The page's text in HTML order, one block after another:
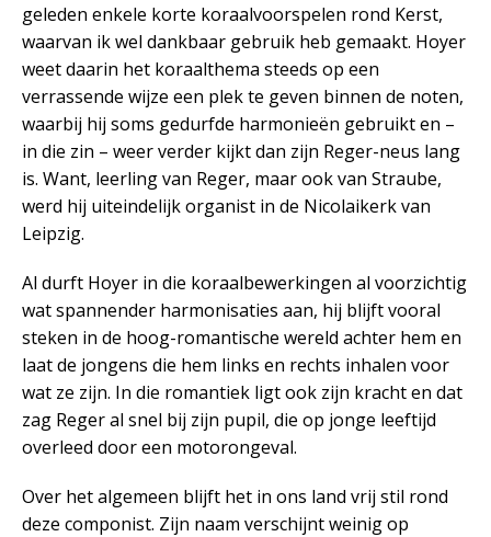
geleden enkele korte koraalvoorspelen rond Kerst,
waarvan ik wel dankbaar gebruik heb gemaakt. Hoyer
weet daarin het koraalthema steeds op een
verrassende wijze een plek te geven binnen de noten,
waarbij hij soms gedurfde harmonieën gebruikt en –
in die zin – weer verder kijkt dan zijn Reger-neus lang
is. Want, leerling van Reger, maar ook van Straube,
werd hij uiteindelijk organist in de Nicolaikerk van
Leipzig.
Al durft Hoyer in die koraalbewerkingen al voorzichtig
wat spannender harmonisaties aan, hij blijft vooral
steken in de hoog-romantische wereld achter hem en
laat de jongens die hem links en rechts inhalen voor
wat ze zijn. In die romantiek ligt ook zijn kracht en dat
zag Reger al snel bij zijn pupil, die op jonge leeftijd
overleed door een motorongeval.
Over het algemeen blijft het in ons land vrij stil rond
deze componist. Zijn naam verschijnt weinig op